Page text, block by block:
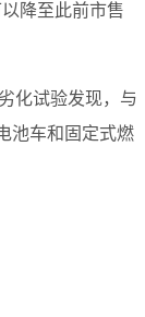
降至此前市售
化试验发现，与
池车和固定式燃